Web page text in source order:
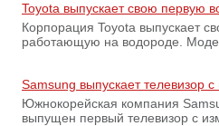
Toyota выпускает свою первую
Корпорация Toyota выпускает
работающую на водороде.
Samsung выпускает телевизор
Южнокорейская компания
выпущен первый телевизор с